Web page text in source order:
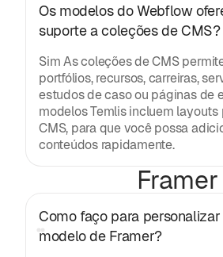
Os modelos do Webflow
suporte a coleções de CMS?
Sim As coleções de CMS
portfólios, recursos, carreiras,
estudos de caso ou páginas de
modelos Temlis incluem layouts
CMS, para que você possa
conteúdos rapidamente.
Framer
Como faço para
modelo de Framer?